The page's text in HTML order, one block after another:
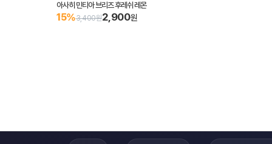
아사히 민티아 브리즈 후레쉬 레몬
15%3,400원2,900원